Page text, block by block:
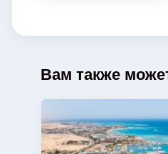
Вам также